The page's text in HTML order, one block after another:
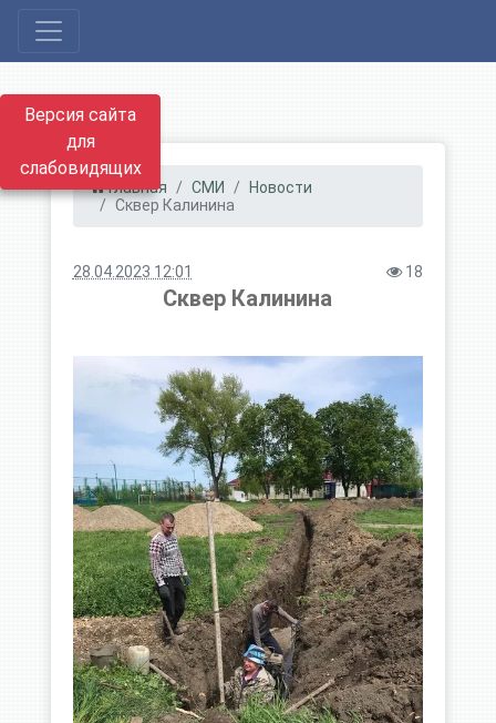
Версия сайта
для
слабовидящих
Главная СМИ
Новости
Сквер Калинина
28.04.2023 12:01 18
Сквер Калинина